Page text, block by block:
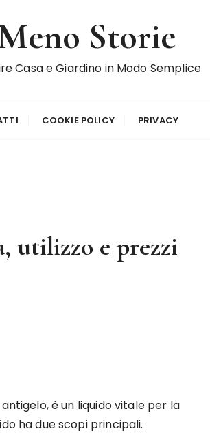
Storie
Casa e Giardino in Modo Semplice
COOKIE POLICY PRIVACY
utilizzo e prezzi
è un liquido vitale per la
ha due scopi principali.